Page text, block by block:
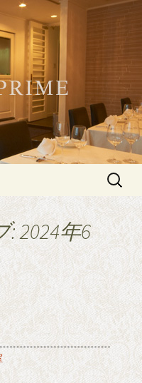
アン
プリメ）」
すめ、白金・広
（エスプリ
検
2024年6